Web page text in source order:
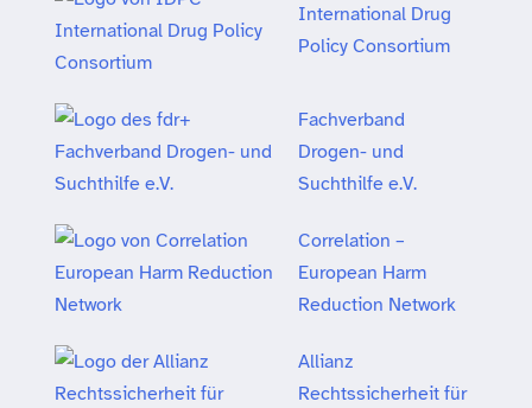
International Drug
Policy Consortium
Fachverband
Drogen- und
Suchthilfe e.V.
Correlation –
European Harm
Reduction Network
Allianz
Rechtssicherheit für